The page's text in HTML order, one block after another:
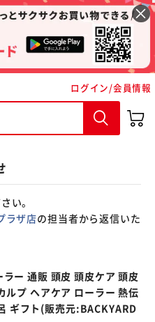
ログイン/会員情報
い。
ラザ店の担当者から返信いた
ー 通販 頭皮 頭皮ケア 頭皮
ルプ ヘアケア ローラー 熱伝
ギフト(販売元:BACKYARD